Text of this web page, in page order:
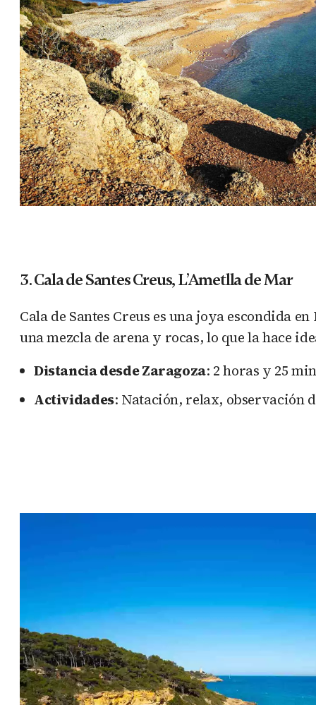
3.Cala de Santes Creus, L’Ametlla de Mar
Cala de Santes Creus es una joya escondida
una mezcla de arena y rocas, lo que la hace
Distancia desde Zaragoza: 2 horas y 25
Actividades: Natación, relax, observación